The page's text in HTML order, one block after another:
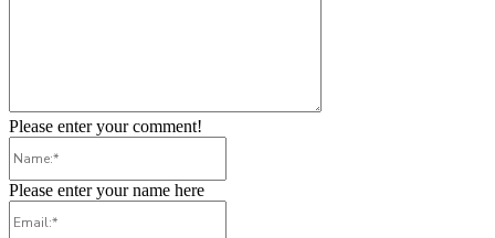
Please enter your comment!
Please enter your name here